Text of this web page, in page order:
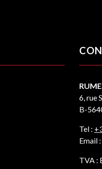
6, rue
B-
Tel :
Email :
TVA :